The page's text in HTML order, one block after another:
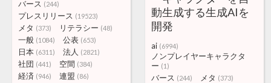
バース (244)
プレスリリース (19523)
メタ (373) リテラシー (48)
一般 (1084) 公表 (653)
日本 (6311) 法人 (2821)
社団 (441) 空間 (384)
経済 (946) 連盟 (86)
動生成する生成AIを
開発
ai (6994)
ノンプレイヤーキャラクタ
ー (1)
バース (244) メタ (373)